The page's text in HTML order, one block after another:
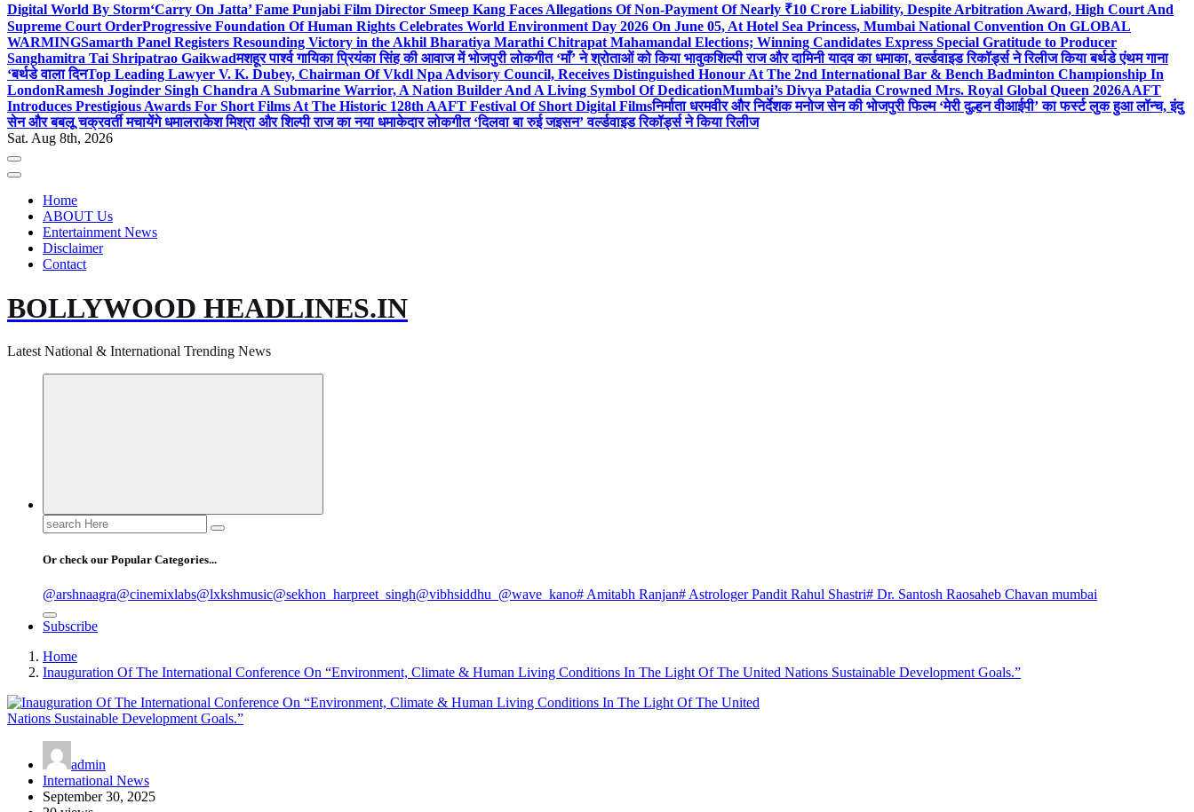
Digital World By Storm‘Carry On Jatta’ Fame Punjabi Film Director Smeep Kang Faces Allegations Of Non-Payment Of Nearly ₹10 Crore Liability, Despite Arbitration Award, High Court And
Supreme Court OrderProgressive Foundation Of Human Rights Celebrates World Environment Day 2026 On June 05, At Hotel Sea Princess, Mumbai National Convention On GLOBAL
WARMINGSamarth Panel Registers Resounding Victory in the Akhil Bharatiya Marathi Chitrapat Mahamandal Elections; Winning Candidates Express Special Gratitude to Producer
Sanghamitra Tai Shripatrao Gaikwadमशहूर पार्श्व गायिका प्रियंका सिंह की आवाज में भोजपुरी लोकगीत ‘माँ’ ने श्रोताओं को किया भावुकशिल्पी राज और दामिनी यादव का धमाका, वर्ल्डवाइड रिकॉर्ड्स ने रिलीज किया बर्थडे एंथम गाना
‘बर्थडे वाला दिनTop Leading Lawyer V. K. Dubey, Chairman Of Vkdl Npa Advisory Council, Receives Distinguished Honour At The 2nd International Bar & Bench Badminton Championship In
LondonRamesh Joginder Singh Chandra A Submarine Warrior, A Nation Builder And A Living Symbol Of DedicationMumbai’s Divya Patadia Crowned Mrs. Royal Global Queen 2026AAFT
Introduces Prestigious Awards For Short Films At The Historic 128th AAFT Festival Of Short Digital Filmsनिर्माता धरमवीर और निर्देशक मनोज सेन की भोजपुरी फिल्म ‘मेरी दुल्हन वीआईपी’ का फर्स्ट लुक हुआ लॉन्च, इंदु
सेन और बबलू चक्रवर्ती मचायेंगे धमालराकेश मिश्रा और शिल्पी राज का नया धमाकेदार लोकगीत ‘दिलवा बा रुई जइसन’ वर्ल्डवाइड रिकॉर्ड्स ने किया रिलीज
Sat. Aug 8th, 2026
Home
ABOUT Us
Entertainment News
Disclaimer
Contact
BOLLYWOOD HEADLINES.IN
Latest National & International Trending News
Search
for:
Or check our Popular Categories...
@arshnaagra@cinemixlabs@lxkshmusic@sekhon_harpreet_singh@vibhsiddhu_ @wave_kano# Amitabh Ranjan# Astrologer Pandit Rahul Shastri# Dr. Santosh Raosaheb Chavan mumbai
Subscribe
Home
Inauguration Of The International Conference On “Environment, Climate & Human Living Conditions In The Light Of The United Nations Sustainable Development Goals.”
admin
International News
September 30, 2025